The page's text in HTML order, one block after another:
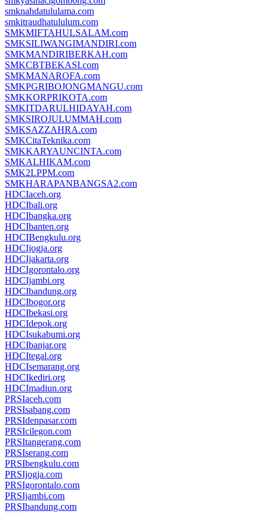
smknahdatululama.com
smkitraudhatululum.com
SMKMIFTAHULSALAM.com
SMKSILIWANGIMANDIRI.com
SMKMANDIRIBERKAH.com
SMKCBTBEKASI.com
SMKMANAROFA.com
SMKPGRIBOJONGMANGU.com
SMKKORPRIKOTA.com
SMKITDARULHIDAYAH.com
SMKSIROJULUMMAH.com
SMKSAZZAHRA.com
SMKCitaTeknika.com
SMKKARYAUNCINTA.com
SMKALHIKAM.com
SMK2LPPM.com
SMKHARAPANBANGSA2.com
HDCIaceh.org
HDCIbali.org
HDCIbangka.org
HDCIbanten.org
HDCIBengkulu.org
HDCIjogja.org
HDCIjakarta.org
HDCIgorontalo.org
HDCIjambi.org
HDCIbandung.org
HDCIbogor.org
HDCIbekasi.org
HDCIdepok.org
HDCIsukabumi.org
HDCIbanjar.org
HDCItegal.org
HDCIsemarang.org
HDCIkediri.org
HDCImadiun.org
PRSIaceh.com
PRSIsabang.com
PRSIdenpasar.com
PRSIcilegon.com
PRSItangerang.com
PRSIserang.com
PRSIbengkulu.com
PRSIjogja.com
PRSIgorontalo.com
PRSIjambi.com
PRSIbandung.com